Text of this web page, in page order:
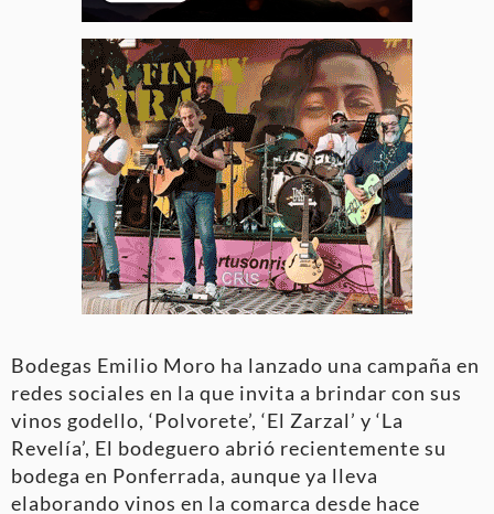
Bodegas Emilio Moro ha lanzado una campaña en
redes sociales en la que invita a brindar con sus
vinos godello, ‘Polvorete’, ‘El Zarzal’ y ‘La
Revelía’, El bodeguero abrió recientemente su
bodega en Ponferrada, aunque ya lleva
elaborando vinos en la comarca desde hace